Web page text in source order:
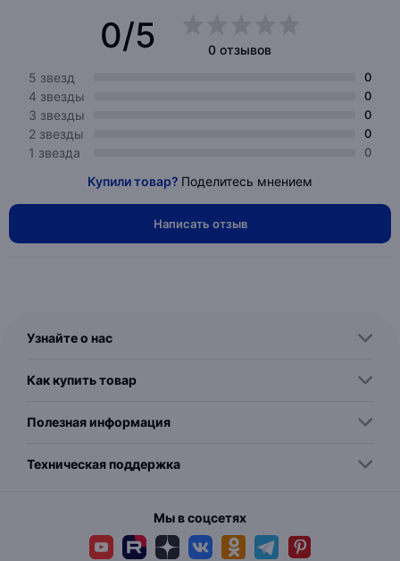
0/5
0 отзывов
5 звезд
0
4 звезды 0
3 звезды 0
2 звезды 0
1 звезда 0
Купили товар? Поделитесь мнением
Написать отзыв
Узнайте о нас
Как купить товар
Полезная информация
Техническая поддержка
Мы в соцсетях